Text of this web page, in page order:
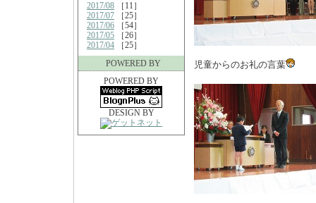
2017/08 ［11］
2017/07 ［25］
2017/06 ［54］
2017/05 ［26］
2017/04 ［25］
POWERED BY
POWERED BY
DESIGN BY
児童からのお礼の言葉